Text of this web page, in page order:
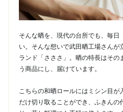
そんな晒を、現代の台所でも、毎日
い。そんな想いで武田晒工場さんが
ランド「さささ」。晒の特長はその
う商品にし、届けています。
こちらの和晒ロールにはミシン目
だけ切り取ることができ、ふきんの